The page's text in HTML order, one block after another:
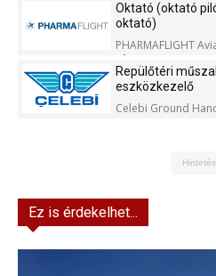
Oktató (oktató
oktató)
PHARMAFLIGHT
Kft.
Repülőtéri
eszközkezelő
Celebi Ground
Hirdetés
Ez is érdekelhet...